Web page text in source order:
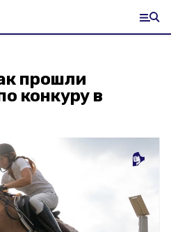
прошли
конкуру в